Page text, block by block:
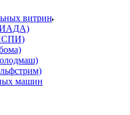
витрин
машин